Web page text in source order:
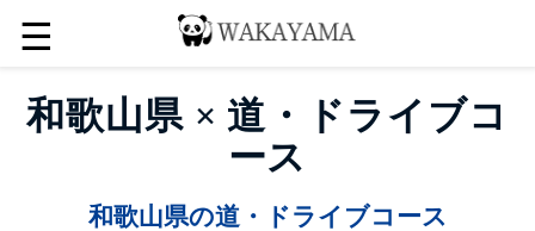
☰
和歌山県 × 道・ドライブコ
ース
和歌山県の道・ドライブコース